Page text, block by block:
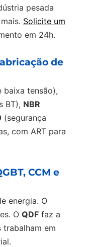
pesada
Solicite um
em 24h.
de
baixa tensão),
BT), NBR
(segurança
com ART para
CCM e
energia. O
O QDF faz a
trabalham em